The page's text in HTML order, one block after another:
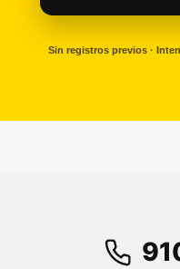
Sin registros previos ·